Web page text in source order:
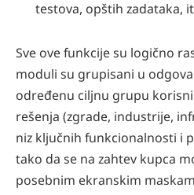
testova, opštih zadataka,
Sve ove funkcije su logično
moduli su grupisani u
određenu ciljnu grupu
rešenja (zgrade, industrije,
niz ključnih funkcionalnosti i
tako da se na zahtev kupca
posebnim ekranskim